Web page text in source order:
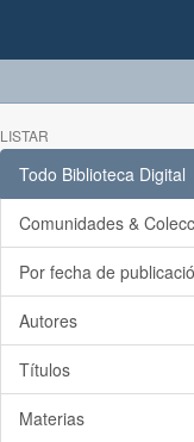
LISTAR
Todo Biblioteca Digital
Comunidades &
Por fecha de
Autores
Títulos
Materias